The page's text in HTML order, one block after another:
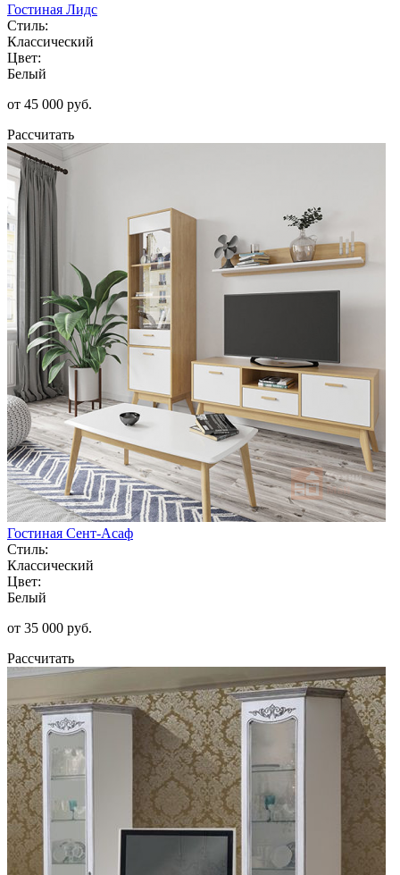
Гостиная Лидс
Стиль:
Классический
Цвет:
Белый
от 45 000 руб.
Рассчитать
Гостиная Сент-Асаф
Стиль:
Классический
Цвет:
Белый
от 35 000 руб.
Рассчитать